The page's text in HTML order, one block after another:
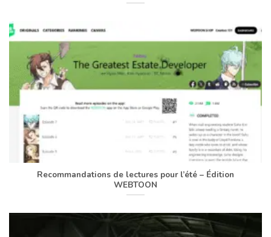
Recommandations de lectures pour l’été – Édition
WEBTOON